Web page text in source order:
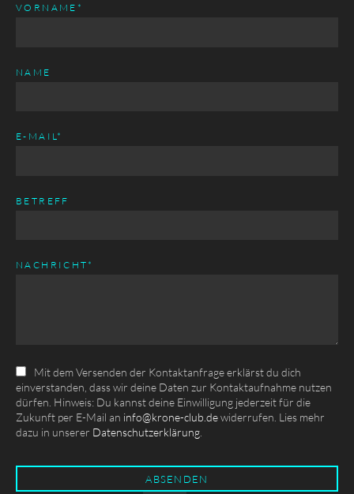
PFLICHTFELD
VORNAME *
NAME
PFLICHTFELD
E-MAIL*
BETREFF
PFLICHTFELD
NACHRICHT *
Mit dem Versenden der Kontaktanfrage erklärst du dich
einverstanden, dass wir deine Daten zur Kontaktaufnahme nutzen
dürfen. Hinweis: Du kannst deine Einwilligung jederzeit für die
Zukunft per E-Mail an info@krone-club.dewiderrufen. Lies mehr
dazu in unserer Datenschutzerklärung
ABSENDEN